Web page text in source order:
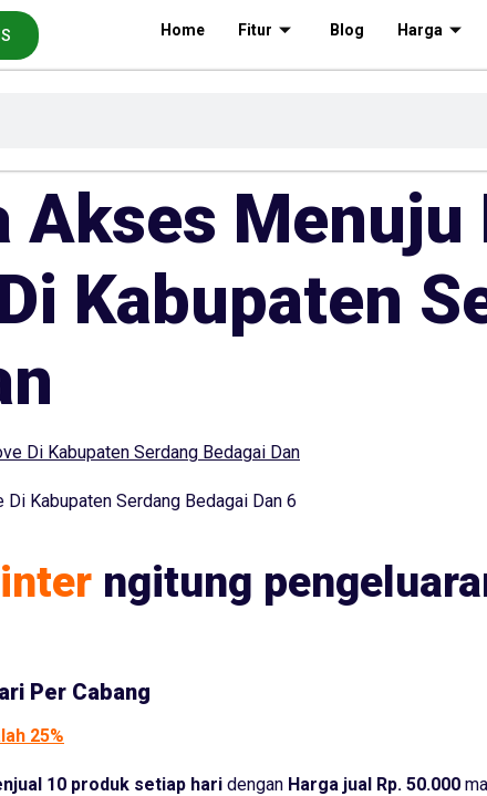
Home Fitur Blog Harga
Akses Menuju
Kabupaten
Kabupaten Serdang Bedagai Dan 6
ngitung
Per Cabang
25%
10 produk setiap hari dengan Harga jual Rp. 50.000